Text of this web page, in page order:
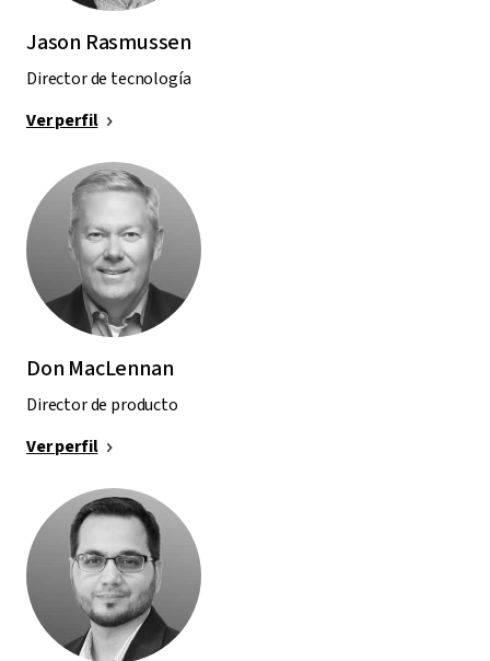
Jason Rasmussen
Director de tecnología
Ver perfil
Don MacLennan
Director de producto
Ver perfil